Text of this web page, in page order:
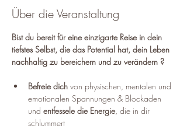
Über die Veranstaltung
Bist du bereit für eine einzigarte Reise in dein
tiefstes Selbst, die das Potential hat, dein Leben
nachhaltig zu bereichern und zu verändern ?
Befreie dich von physischen, mentalen und
emotionalen Spannungen & Blockaden
und entfessele die Energie, die in dir
schlummert